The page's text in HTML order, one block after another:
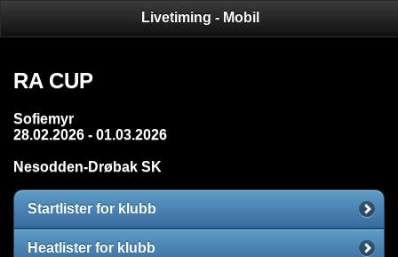
Livetiming - Mobil
RA CUP
Sofiemyr
28.02.2026 - 01.03.2026
Nesodden-Drøbak SK
Startlister for klubb
Heatlister for klubb
Stevnedetaljer